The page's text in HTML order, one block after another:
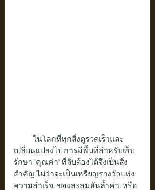
เปลี่ยนแปลงไป การมีพื้นที่สำหรับเก็บ
รักษา "คุณค่า" ที่จับต้องได้จึงเป็นสิ่ง
สำคัญ ไม่ว่าจะเป็นเหรียญรางวัลแห่ง
ความสำเร็จ, ของสะสมอันล้ำค่า, หรือ